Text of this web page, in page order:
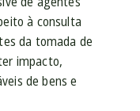
à consulta
da tomada de
impacto,
de bens e